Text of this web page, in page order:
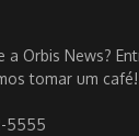
a Orbis News?
tomar um
5555